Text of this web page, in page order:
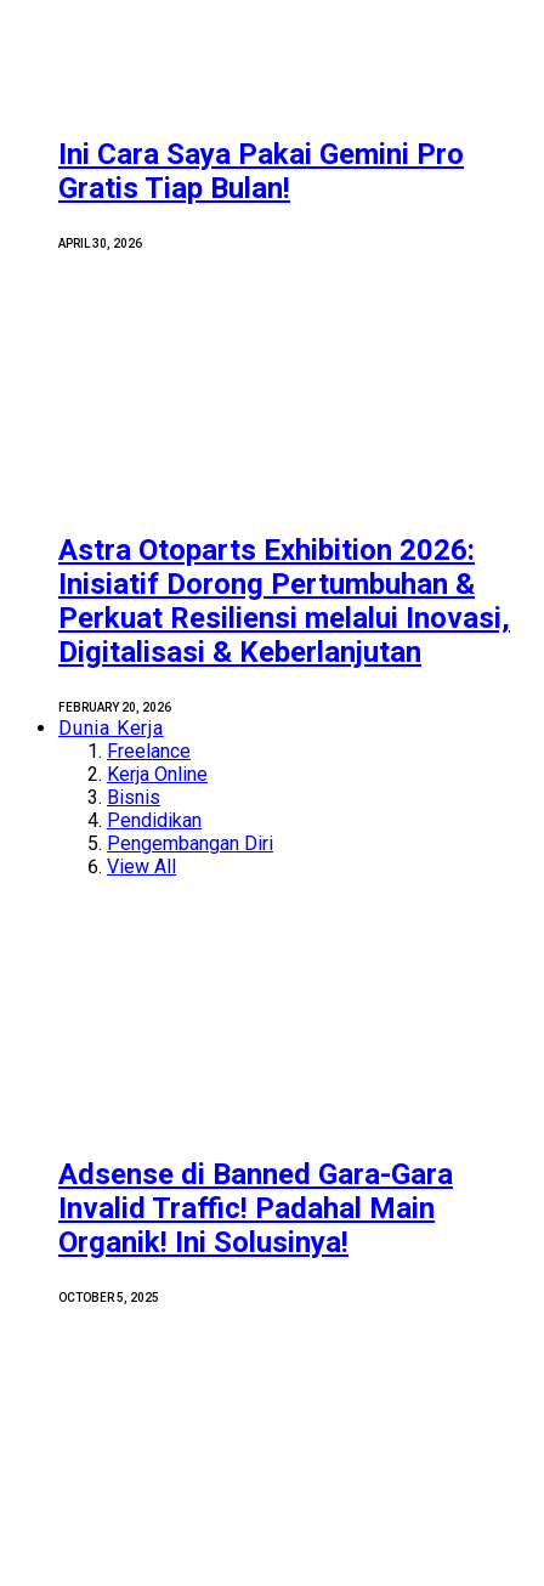
Ini Cara Saya Pakai Gemini Pro
Gratis Tiap Bulan!
APRIL 30, 2026
Astra Otoparts Exhibition 2026:
Inisiatif Dorong Pertumbuhan &
Perkuat Resiliensi melalui Inovasi,
Digitalisasi & Keberlanjutan
FEBRUARY 20, 2026
Dunia Kerja
Freelance
Kerja Online
Bisnis
Pendidikan
Pengembangan Diri
View All
Adsense di Banned Gara-Gara
Invalid Traffic! Padahal Main
Organik! Ini Solusinya!
OCTOBER 5, 2025